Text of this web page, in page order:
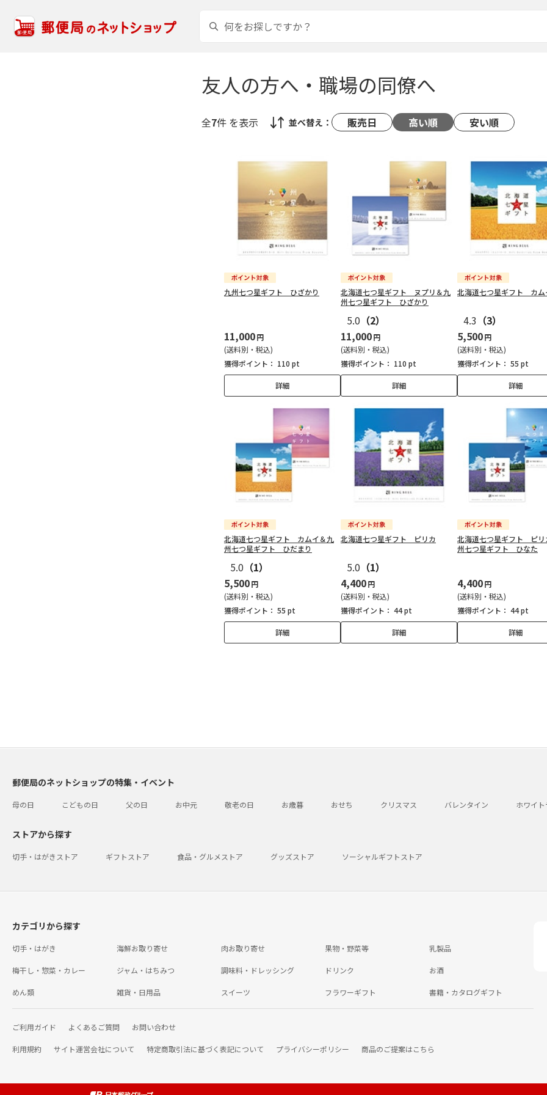
友人の方へ・職場の同僚へ
全7件 を表示 並べ替え： 販売日 高い順 安い順
九州七つ星ギフト ひざかり
11,000円
(送料別・税込)
獲得ポイント： 110 pt
詳細
北海道七つ星ギフト ヌプリ＆九
州七つ星ギフト ひざかり
5.0 （2）
11,000円
(送料別・税込)
獲得ポイント： 110 pt
詳細
北海道七つ星ギフト カム
4.3 （3）
5,500円
(送料別・税込)
獲得ポイント： 55 pt
詳細
北海道七つ星ギフト カムイ＆九
州七つ星ギフト ひだまり
5.0 （1）
5,500円
(送料別・税込)
獲得ポイント： 55 pt
詳細
北海道七つ星ギフト ピリカ
5.0 （1）
4,400円
(送料別・税込)
獲得ポイント： 44 pt
詳細
北海道七つ星ギフト ピリ
州七つ星ギフト ひなた
4,400円
(送料別・税込)
獲得ポイント： 44 pt
詳細
郵便局のネットショップの特集・イベント
母の日 こどもの日 父の日 お中元 敬老の日 お歳暮 おせち クリスマス バレンタイン ホワイ
ストアから探す
切手・はがきストア ギフトストア 食品・グルメストア グッズストア ソーシャルギフトストア
カテゴリから探す
切手・はがき 海鮮お取り寄せ 肉お取り寄せ 果物・野菜等 乳製品
梅干し・惣菜・カレー ジャム・はちみつ 調味料・ドレッシング ドリンク お酒
めん類 雑貨・日用品 スイーツ フラワーギフト 書籍・カタログギフト
ご利用ガイド よくあるご質問 お問い合わせ
利用規約 サイト運営会社について 特定商取引法に基づく表記について プライバシーポリシー 商品のご提案はこちら